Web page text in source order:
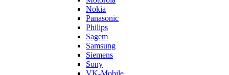
Nokia
Panasonic
Philips
Sagem
Samsung
Siemens
Sony
VK-Mobile